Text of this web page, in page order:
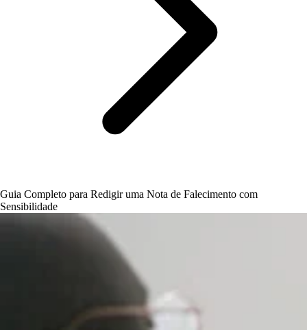
Guia Completo para Redigir uma Nota de Falecimento com
Sensibilidade